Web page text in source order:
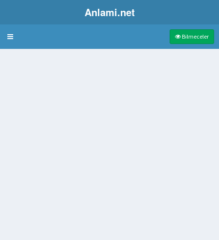
Anlami.net
Bulmaca Bilmeceler